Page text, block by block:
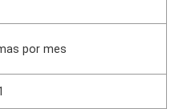
por mes